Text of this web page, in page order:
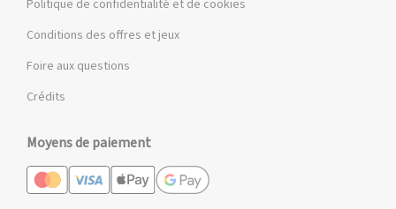
Politique de confidentialité et de cookies
Conditions des offres et jeux
Foire aux questions
Crédits
Moyens de paiement